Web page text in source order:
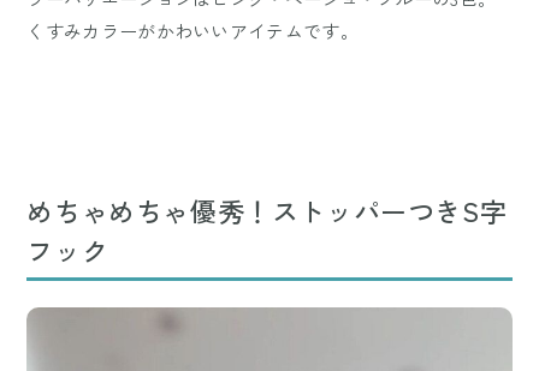
くすみカラーがかわいいアイテムです。
めちゃめちゃ優秀！ストッパーつきS字
フック